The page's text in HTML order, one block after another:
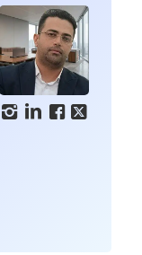
   